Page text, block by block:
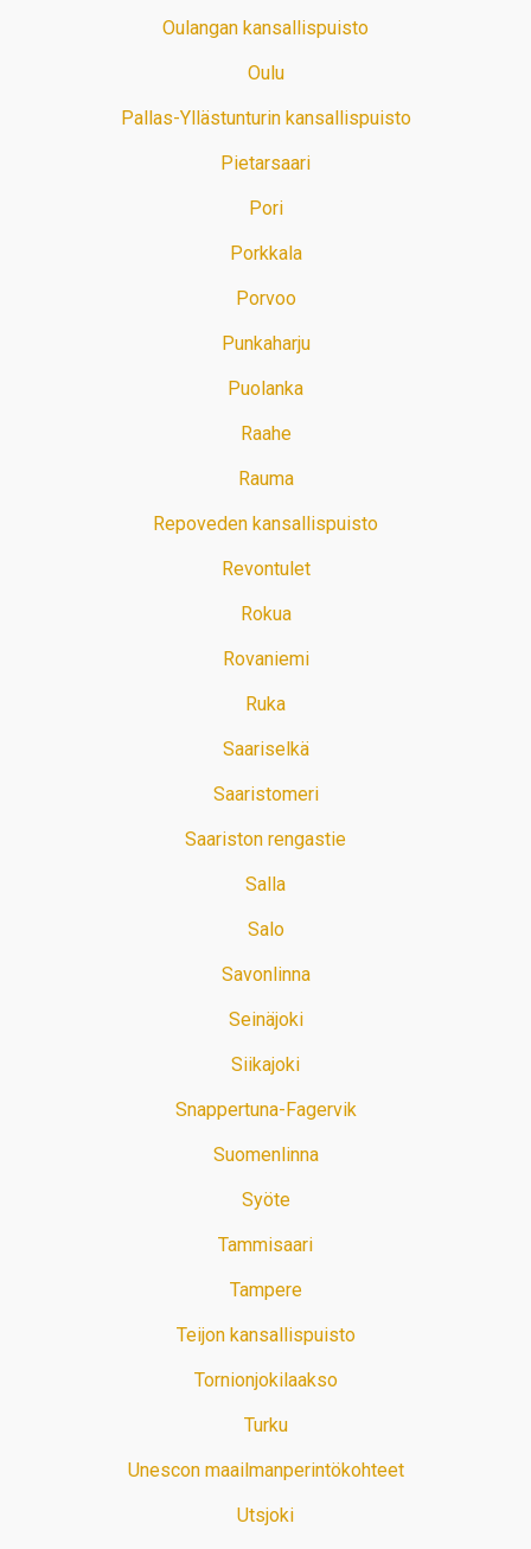
Oulangan kansallispuisto
Oulu
Pallas-Yllästunturin kansallispuisto
Pietarsaari
Pori
Porkkala
Porvoo
Punkaharju
Puolanka
Raahe
Rauma
Repoveden kansallispuisto
Revontulet
Rokua
Rovaniemi
Ruka
Saariselkä
Saaristomeri
Saariston rengastie
Salla
Salo
Savonlinna
Seinäjoki
Siikajoki
Snappertuna-Fagervik
Suomenlinna
Syöte
Tammisaari
Tampere
Teijon kansallispuisto
Tornionjokilaakso
Turku
Unescon maailmanperintökohteet
Utsjoki